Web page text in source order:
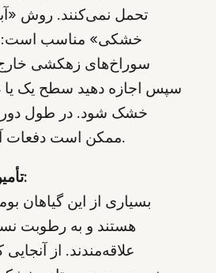
تحمل نمی‌کنند. روش
خشکی» مناسب است:
سوراخ‌های زهکشی خارج
سپس اجازه دهید سطح یک یا
خشک شود. در طول
ممکن است دفعات آبیاری افزایش یابد.
۳. تأمین رطوبت و دما:
بسیاری از این گیاهان
علاقه‌مندند. از